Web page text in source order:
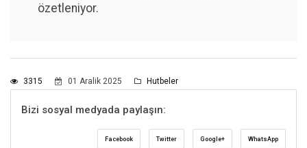
özetleniyor.
3315 01 Aralik 2025 Hutbeler
Bizi sosyal medyada paylaşın:
Facebook Twitter Google+ WhatsApp